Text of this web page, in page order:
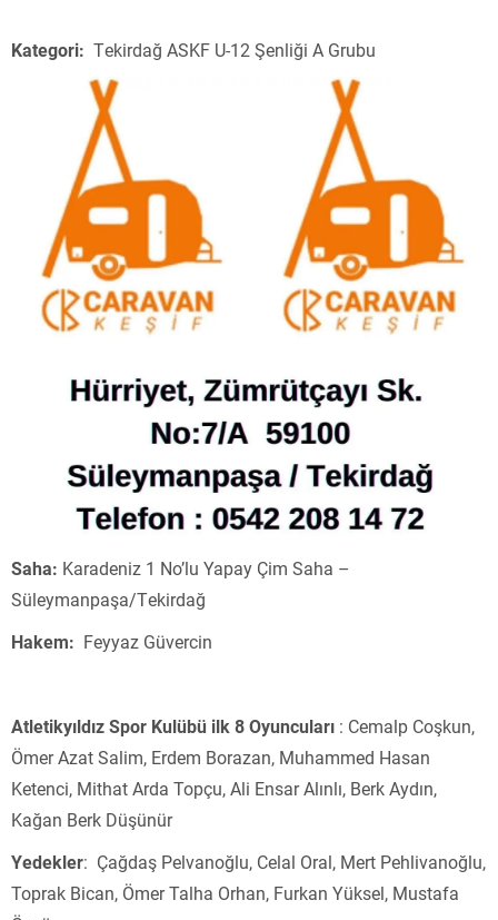
Kategori: Tekirdağ ASKF U-12 Şenliği A Grubu
Saha: Karadeniz 1 No’lu Yapay Çim Saha –
Süleymanpaşa/Tekirdağ
Hakem: Feyyaz Güvercin
Atletikyıldız Spor Kulübü ilk 8Oyuncuları : Cemalp Coşkun,
Ömer Azat Salim, Erdem Borazan, Muhammed Hasan
Ketenci, Mithat Arda Topçu, Ali Ensar Alınlı, Berk Aydın,
Kağan Berk Düşünür
Yedekler: Çağdaş Pelvanoğlu, Celal Oral, Mert Pehlivanoğlu,
Toprak Bican, Ömer Talha Orhan, Furkan Yüksel, Mustafa